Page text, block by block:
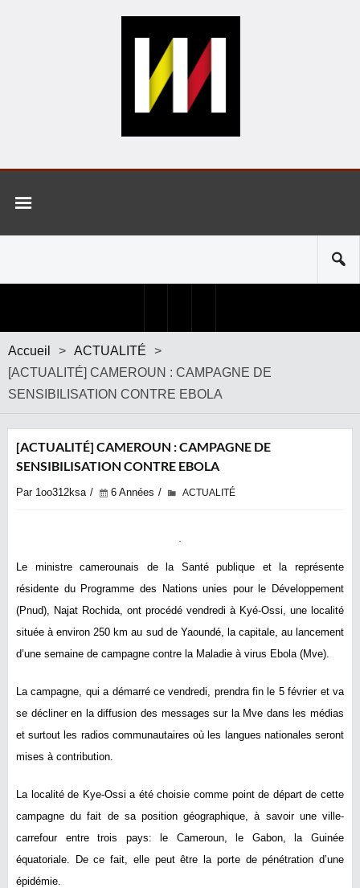
Accueil > ACTUALITÉ
>
[ACTUALITÉ] CAMEROUN : CAMPAGNE DE
SENSIBILISATION CONTRE EBOLA
[ACTUALITÉ] CAMEROUN : CAMPAGNE DE
SENSIBILISATION CONTRE EBOLA
Par 1oo312ksa 6 Années ACTUALITÉ
Le ministre camerounais de la Santé publique et la représente
résidente du Programme des Nations unies pour le Développement
(Pnud), Najat Rochida, ont procédé vendredi à Kyé-Ossi, une localité
située à environ 250 km au sud de Yaoundé, la capitale, au lancement
d’une semaine de campagne contre la Maladie à virus Ebola (Mve).
La campagne, qui a démarré ce vendredi, prendra fin le 5 février et va
se décliner en la diffusion des messages sur la Mve dans les médias
et surtout les radios communautaires où les langues nationales seront
mises à contribution.
La localité de Kye-Ossi a été choisie comme point de départ de cette
campagne du fait de sa position géographique, à savoir une ville-
carrefour entre trois pays: le Cameroun, le Gabon, la Guinée
équatoriale. De ce fait, elle peut être la porte de pénétration d’une
épidémie.